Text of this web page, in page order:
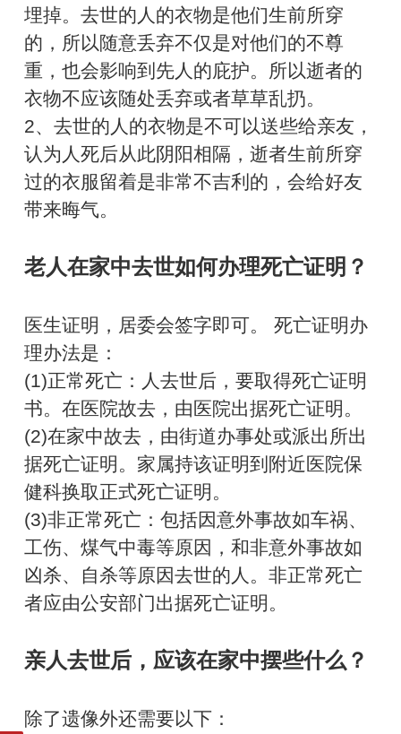
埋掉。去世的人的衣物是他们生前所穿
的，所以随意丢弃不仅是对他们的不尊
重，也会影响到先人的庇护。所以逝者的
衣物不应该随处丢弃或者草草乱扔。
2、去世的人的衣物是不可以送些给亲友，
认为人死后从此阴阳相隔，逝者生前所穿
过的衣服留着是非常不吉利的，会给好友
带来晦气。
老人在家中去世如何办理死亡证明？
医生证明，居委会签字即可。 死亡证明办
理办法是：
(1)正常死亡：人去世后，要取得死亡证明
书。在医院故去，由医院出据死亡证明。
(2)在家中故去，由街道办事处或派出所出
据死亡证明。家属持该证明到附近医院保
健科换取正式死亡证明。
(3)非正常死亡：包括因意外事故如车祸、
工伤、煤气中毒等原因，和非意外事故如
凶杀、自杀等原因去世的人。非正常死亡
者应由公安部门出据死亡证明。
亲人去世后，应该在家中摆些什么？
除了遗像外还需要以下：